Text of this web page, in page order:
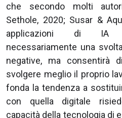
che secondo molti
Sethole, 2020; Susar &
applicazioni di IA
necessariamente una
negative, ma consentirà
svolgere meglio il proprio
fonda la tendenza a
con quella digitale
capacità della tecnologia di